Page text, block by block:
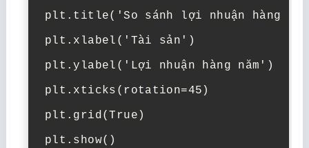
plt.title('So sánh lợi nhuận hàng
plt.xlabel('Tài sản')
plt.ylabel('Lợi nhuận hàng năm')
plt.xticks(rotation=45)
plt.grid(True)
plt.show()